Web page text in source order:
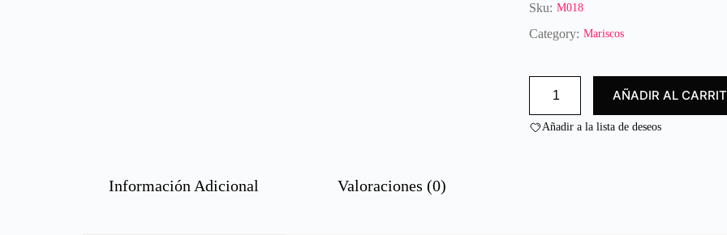
r
a
d
c
0
Sku: M018
Category: Mariscos
KRUSTASUR
AÑADIR AL
Añadir a la lista de deseos
Información Adicional Valoraciones (0)